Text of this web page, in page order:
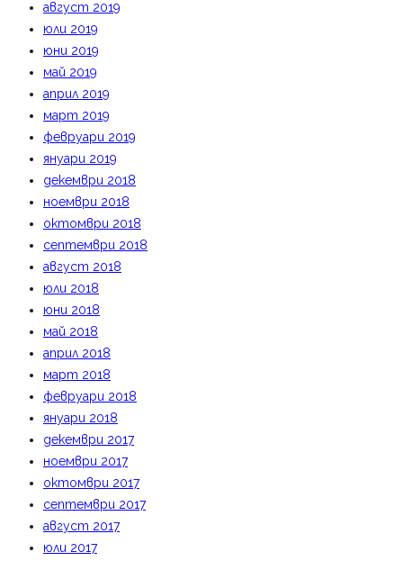
август 2019
юли 2019
юни 2019
май 2019
април 2019
март 2019
февруари 2019
януари 2019
декември 2018
ноември 2018
октомври 2018
септември 2018
август 2018
юли 2018
юни 2018
май 2018
април 2018
март 2018
февруари 2018
януари 2018
декември 2017
ноември 2017
октомври 2017
септември 2017
август 2017
юли 2017